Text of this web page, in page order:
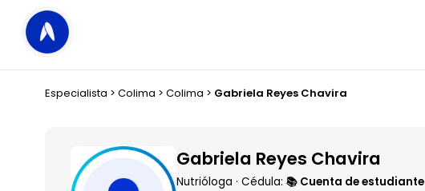
Especialista > Colima > Colima > Gabriela Reyes Chavira
Gabriela Reyes Chavira
Nutrióloga · Cédula: 📚 Cuenta de estudiante